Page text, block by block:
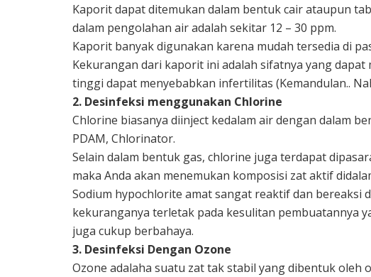
Kaporit dapat ditemukan dalam bentuk cair ataupun
dalam pengolahan air adalah sekitar 12 – 30 ppm.
Kaporit banyak digunakan karena mudah tersedia di
Kekurangan dari kaporit ini adalah sifatnya yang
tinggi dapat menyebabkan infertilitas (Kemandulan..
2. Desinfeksi menggunakan Chlorine
Chlorine biasanya diinject kedalam air dengan dalam
PDAM, Chlorinator.
Selain dalam bentuk gas, chlorine juga terdapat
maka Anda akan menemukan komposisi zat aktif
Sodium hypochlorite amat sangat reaktif dan bereaksi
kekuranganya terletak pada kesulitan pembuatannya
juga cukup berbahaya.
3. Desinfeksi Dengan Ozone
Ozone adalaha suatu zat tak stabil yang dibentuk oleh